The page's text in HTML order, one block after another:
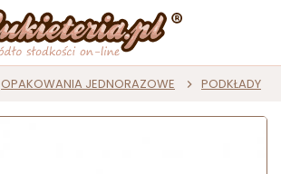
OPAKOWANIA JEDNORAZOWE PODKŁADY